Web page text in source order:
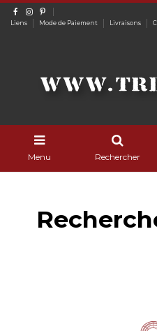
Liens Mode de Paiement Livraisons
Menu Rechercher